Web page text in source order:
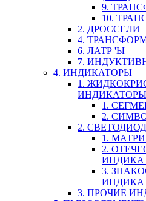
9.
10.
2. ДРОССЕЛИ
4.
6. ЛАТР 'Ы
7.
4. ИНДИКАТОРЫ
1.
ИНДИКАТОРЫ
1.
2.
2.
1.
2.
3.
3. ПРОЧИЕ